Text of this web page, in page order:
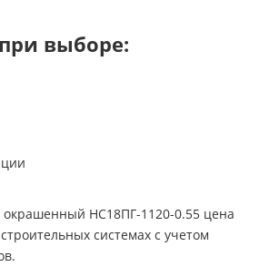
выборе:
НС18ПГ-1120-0.55 цена
системах с учетом